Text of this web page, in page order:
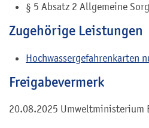
§ 5 Absatz 2 Allgemeine
Zugehörige Leistungen
Hochwassergefahrenkarten
Freigabevermerk
20.08.2025 Umweltministerium